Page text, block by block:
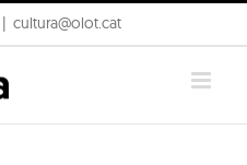
cultura@olot.cat